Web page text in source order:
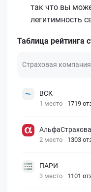
так что вы
легитимность
Таблица рейтинга
Страховая компания
ВСК
1 место 1719
2 место 1303
ПАРИ
3 место 1101